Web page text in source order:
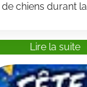
de chiens durant
Lire la suite